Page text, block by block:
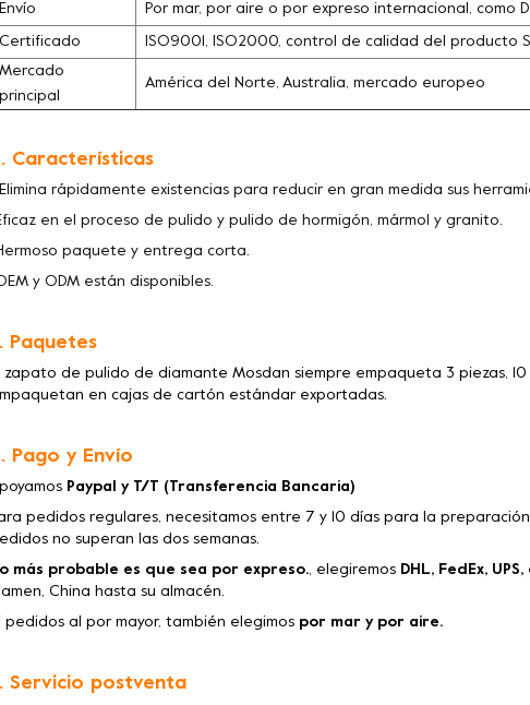
Envío Por mar, por aire o por expreso internacional, como
Certificado ISO9001, ISO2000, control de calidad del producto
Mercado
principal
América del Norte, Australia, mercado europeo
Características
rápidamente existencias para reducir en gran medida sus
en el proceso de pulido y pulido de hormigón, mármol y granito.
paquete y entrega corta.
y ODM están disponibles.
Paquetes
zapato de pulido de diamante Mosdan siempre empaqueta 3 piezas,
en cajas de cartón estándar exportadas.
Pago y Envío
Paypal y T/T (Transferencia Bancaria)
pedidos regulares, necesitamos entre 7 y 10 días para la
no superan las dos semanas.
más probable es que sea por expreso. , elegiremos DHL, FedEx,
China hasta su almacén.
pedidos al por mayor, también elegimos por mar y por aire.
Servicio postventa